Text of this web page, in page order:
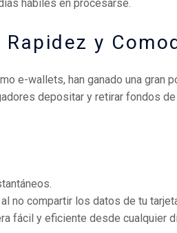
hábiles en procesarse.
y
e-wallets, han ganado una gran
depositar y retirar fondos
no compartir los datos de tu
fácil y eficiente desde cualquier